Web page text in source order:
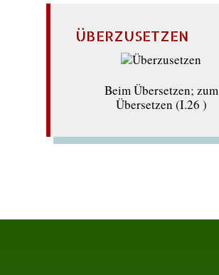
ÜBERZUSETZEN
Beim Übersetzen; zum
Übersetzen (I.26 )